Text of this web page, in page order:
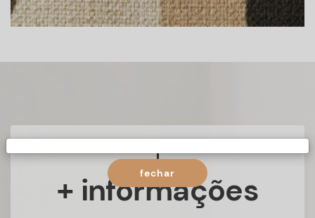
+ informações
fechar